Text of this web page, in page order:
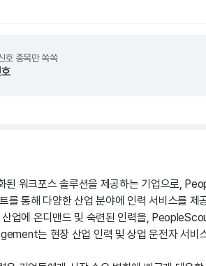
호 종목만 쏙쏙
된 워크포스 솔루션을 제공하는 기업으로,
를 통해 다양한 산업 분야에 인력 서비스를
업에 온디맨드 및 숙련된 인력을,
는 현장 산업 인력 및 상업 운전자 서비